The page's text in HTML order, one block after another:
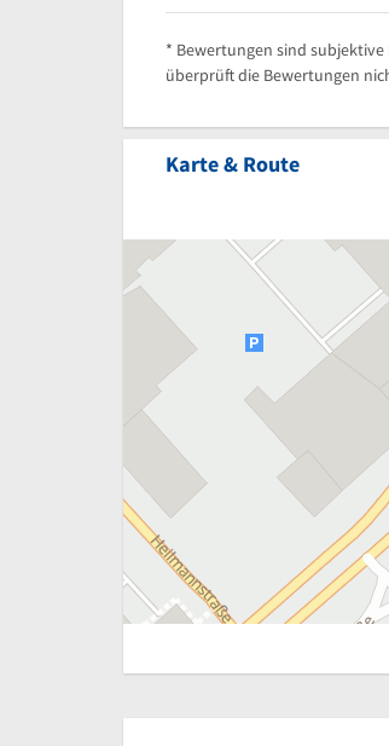
* Bewertungen sind
überprüft die Bewertungen
Karte & Route